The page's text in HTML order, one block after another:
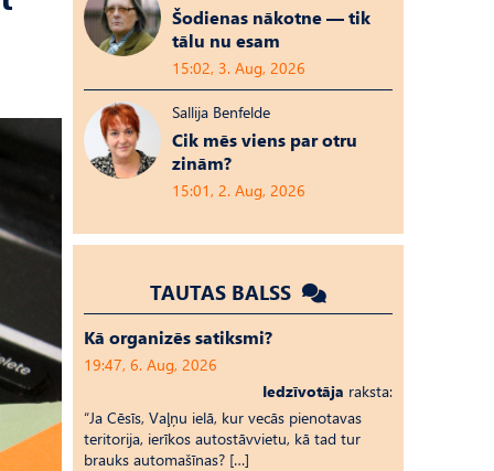
Šodienas nākotne — tik
tālu nu esam
15:02, 3. Aug, 2026
Sallija Benfelde
Cik mēs viens par otru
zinām?
15:01, 2. Aug, 2026
TAUTAS BALSS
Kā organizēs satiksmi?
19:47, 6. Aug, 2026
Iedzīvotāja raksta:
“Ja Cēsīs, Vaļņu ielā, kur vecās pienotavas
teritorija, ierīkos autostāvvietu, kā tad tur
brauks automašīnas? […]